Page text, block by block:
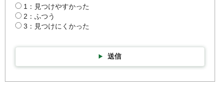
1：見つけやすかった
2：ふつう
3：見つけにくかった
送信